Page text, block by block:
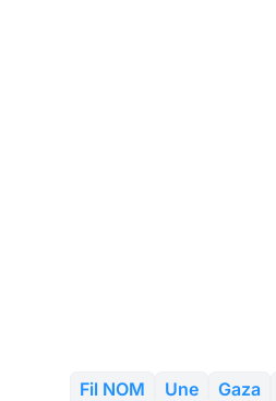
Fil NOM Une Gaza